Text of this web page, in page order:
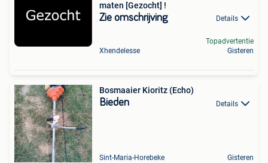
maten [Gezocht] !
Zie omschrijving Details
Xhendelesse
Topadvertentie
Gisteren
Bosmaaier Kioritz (Echo)
Bieden Details
Sint-Maria-Horebeke Gisteren